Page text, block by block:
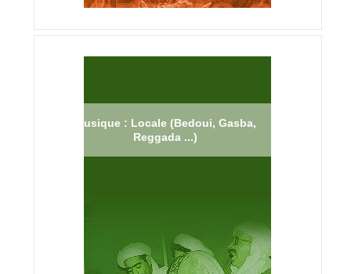
Musique : Locale (Bedoui, Gasba,
Reggada ...)